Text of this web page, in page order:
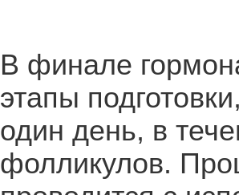
В финале
этапы
один день, в
фолликулов.